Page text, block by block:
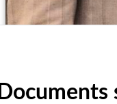
Documents